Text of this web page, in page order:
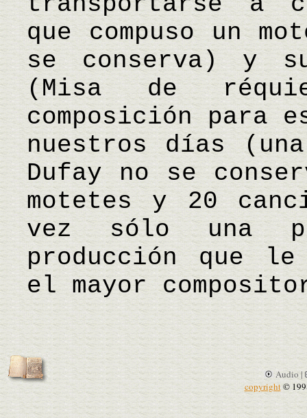
que compuso un
se conserva) y
(Misa de
composición para
nuestros días
Dufay no se
motetes y 20
vez sólo una
producción que
el mayor
Audio |
copyright©